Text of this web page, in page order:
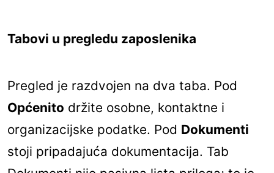
Tabovi u pregledu zaposlenika
Pregled je razdvojen na dva taba. Pod
Općenito držite osobne, kontaktne i
organizacijske podatke. Pod Dokumenti
stoji pripadajuća dokumentacija. Tab